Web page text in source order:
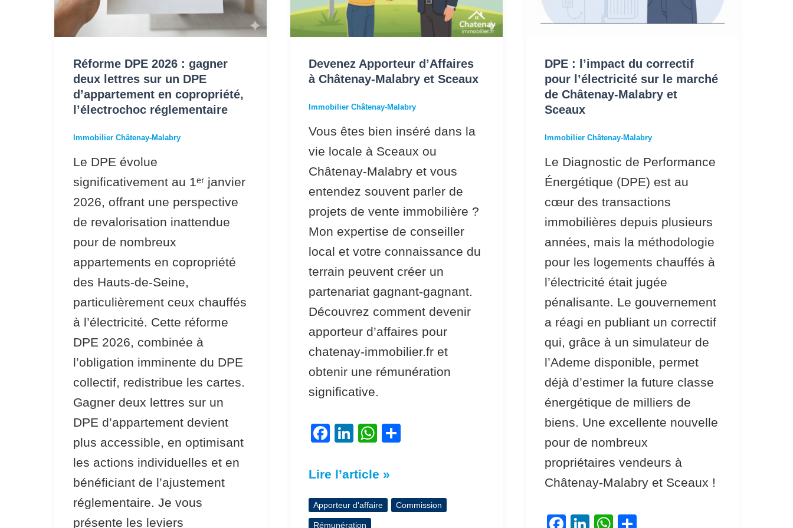
Réforme DPE 2026 : gagner
deux lettres sur un DPE
d’appartement en copropriété,
l’électrochoc réglementaire
Immobilier Châtenay-Malabry
Le DPE évolue
significativement au 1ᵉʳ janvier
2026, offrant une perspective
de revalorisation inattendue
pour de nombreux
appartements en copropriété
des Hauts-de-Seine,
particulièrement ceux chauffés
à l’électricité. Cette réforme
DPE 2026, combinée à
l’obligation imminente du DPE
collectif, redistribue les cartes.
Gagner deux lettres sur un
DPE d’appartement devient
plus accessible, en optimisant
les actions individuelles et en
bénéficiant de l’ajustement
réglementaire. Je vous
présente les leviers
d’appartement
en
l’électrochoc
réglementaire
Devenez Apporteur d’Affaires
à Châtenay-Malabry et Sceaux
Immobilier Châtenay-Malabry
Vous êtes bien inséré dans la
vie locale à Sceaux ou
Châtenay-Malabry et vous
entendez souvent parler de
projets de vente immobilière ?
Mon expertise de conseiller
local et votre connaissance du
terrain peuvent créer un
partenariat gagnant-gagnant.
Découvrez comment devenir
apporteur d’affaires pour
chatenay-immobilier.fr et
obtenir une rémunération
significative.
F
c
b
Li
k
dI
W
at
A
er
Lire l’article »
Apporteur d'affaire Commission
Rémunération
DPE : l’impact du correctif
pour l’électricité sur le marché
de Châtenay-Malabry et
Sceaux
Immobilier Châtenay-Malabry
Le Diagnostic de Performance
Énergétique (DPE) est au
cœur des transactions
immobilières depuis plusieurs
années, mais la méthodologie
pour les logements chauffés à
l’électricité était jugée
pénalisante. Le gouvernement
a réagi en publiant un correctif
qui, grâce à un simulateur de
l’Ademe disponible, permet
déjà d’estimer la future classe
énergétique de milliers de
biens. Une excellente nouvelle
pour de nombreux
propriétaires vendeurs à
Châtenay-Malabry et Sceaux !
de
et
Sceaux